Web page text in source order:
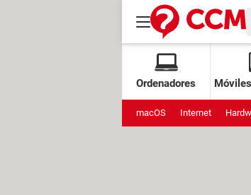
Ordenadores
macOS Internet